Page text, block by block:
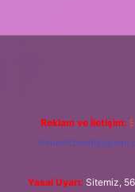
Reklam ve İletişim:
Yasal Uyarı: Sitemiz,